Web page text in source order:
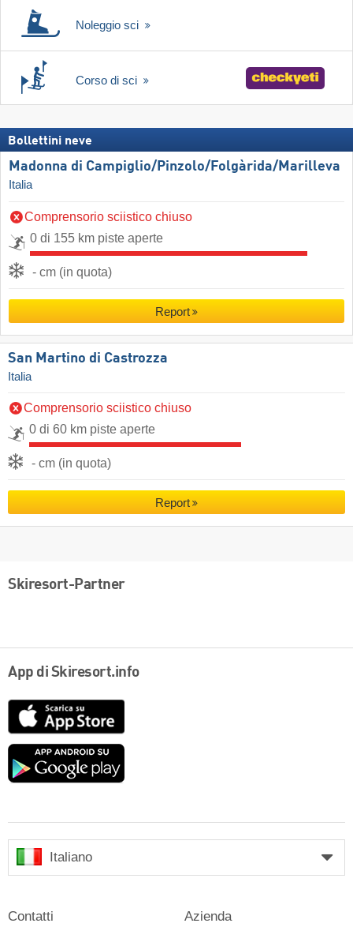
Noleggio sci
Corso di sci
Bollettini neve
Madonna di Campiglio/​Pinzolo/​Folgàrida/​Marilleva
Italia
Comprensorio sciistico chiuso
0 di 155 km piste aperte
- cm (in quota)
Report
San Martino di Castrozza
Italia
Comprensorio sciistico chiuso
0 di 60 km piste aperte
- cm (in quota)
Report
Skiresort-Partner
App di Skiresort.info
Google
Italiano
Contatti Azienda